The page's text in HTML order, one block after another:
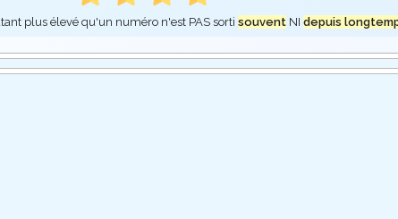
plus élevé qu'un numéro n'est PAS sorti souventNI depuis